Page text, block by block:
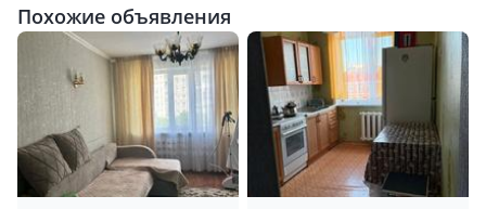
Похожие объявления